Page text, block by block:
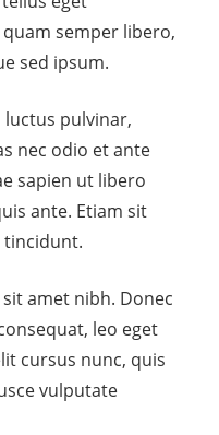
semper libero,
sed ipsum.
luctus pulvinar,
nec odio et ante
sapien ut libero
ante. Etiam sit
tincidunt.
amet nibh. Donec
leo eget
cursus nunc, quis
vulputate